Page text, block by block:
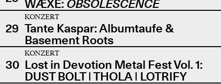
WÆXE: OBSOLESCENCE
29
KONZERT
Tante Kaspar: Albumtaufe &
Basement Roots
30
KONZERT
Lost in Devotion Metal Fest Vol. 1:
DUST BOLT | THOLA | LOTRIFY